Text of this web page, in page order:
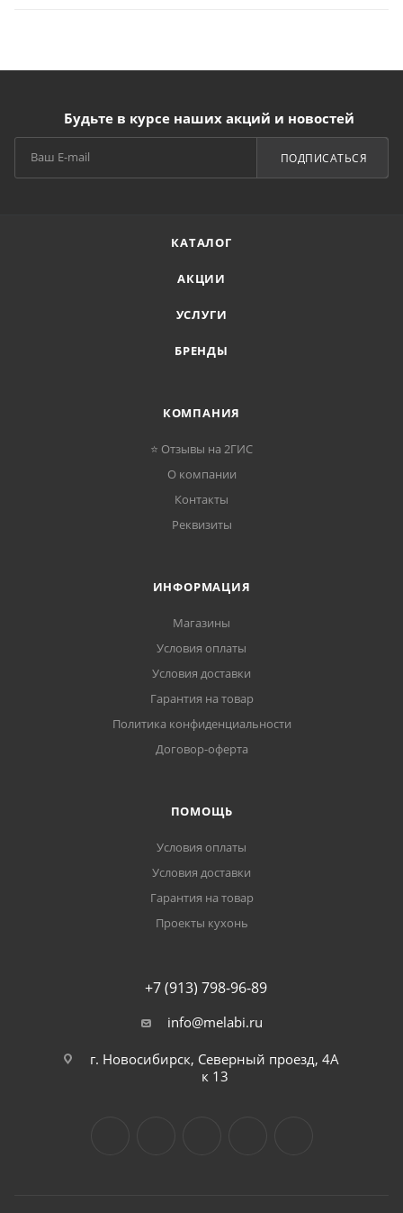
Будьте в курсе наших акций и новостей
ПОДПИСАТЬСЯ
КАТАЛОГ
АКЦИИ
УСЛУГИ
БРЕНДЫ
КОМПАНИЯ
⭐ Отзывы на 2ГИС
О компании
Контакты
Реквизиты
ИНФОРМАЦИЯ
Магазины
Условия оплаты
Условия доставки
Гарантия на товар
Политика конфиденциальности
Договор-оферта
ПОМОЩЬ
Условия оплаты
Условия доставки
Гарантия на товар
Проекты кухонь
+7 (913) 798-96-89
info@melabi.ru
г. Новосибирск, Северный проезд, 4А
к 13